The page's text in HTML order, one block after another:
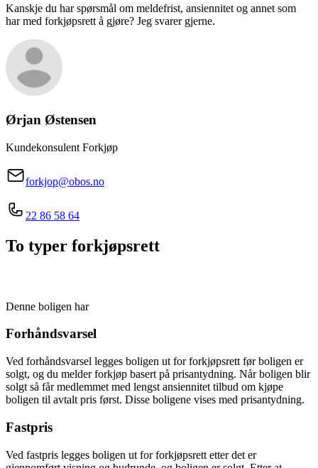
Kanskje du har spørsmål om meldefrist, ansiennitet og annet som
har med forkjøpsrett å gjøre? Jeg svarer gjerne.
Ørjan Østensen
Kundekonsulent Forkjøp
forkjop@obos.no
22 86 58 64
To typer forkjøpsrett
Denne boligen har
Forhåndsvarsel
Ved forhåndsvarsel legges boligen ut for forkjøpsrett før boligen er
solgt, og du melder forkjøp basert på prisantydning. Når boligen blir
solgt så får medlemmet med lengst ansiennitet tilbud om kjøpe
boligen til avtalt pris først. Disse boligene vises med prisantydning.
Fastpris
Ved fastpris legges boligen ut for forkjøpsrett etter det er